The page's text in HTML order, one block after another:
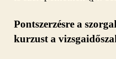
Pontszerzésre a
kurzust a